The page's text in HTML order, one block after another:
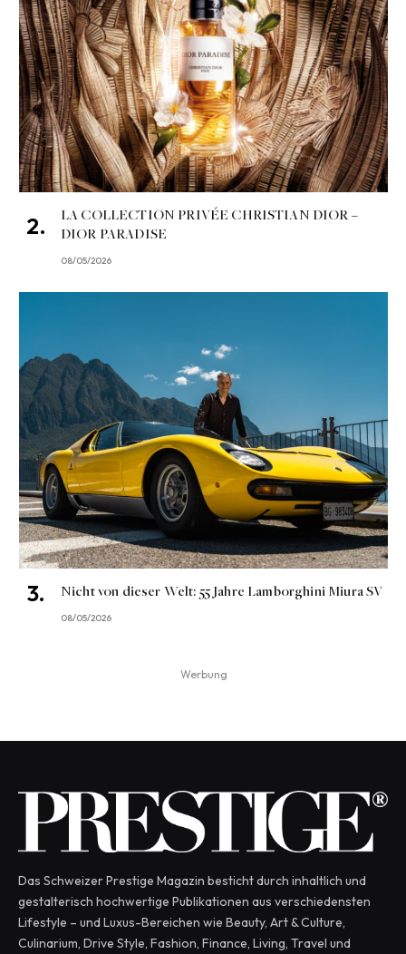
LA COLLECTION PRIVÉE CHRISTIAN DIOR –
DIOR PARADISE
08/05/2026
Nicht von dieser Welt: 55 Jahre Lamborghini Miura SV
08/05/2026
Werbung
Das Schweizer Prestige Magazin besticht durch inhaltlich und
gestalterisch hochwertige Publikationen aus verschiedensten
Lifestyle – und Luxus-Bereichen wie Beauty, Art & Culture,
Culinarium, Drive Style, Fashion, Finance, Living, Travel und